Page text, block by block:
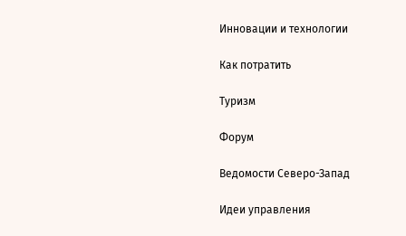
Инновации и технологии
Как потратить
Туризм
Форум
Ведомости Северо-Запад
Идеи управления